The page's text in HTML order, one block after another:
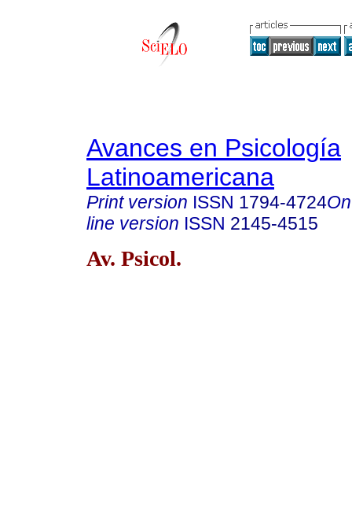
Avances en Psicología
Latinoamericana
Print version ISSN 1794-4724
line version ISSN 2145-4515
Av. Psicol.